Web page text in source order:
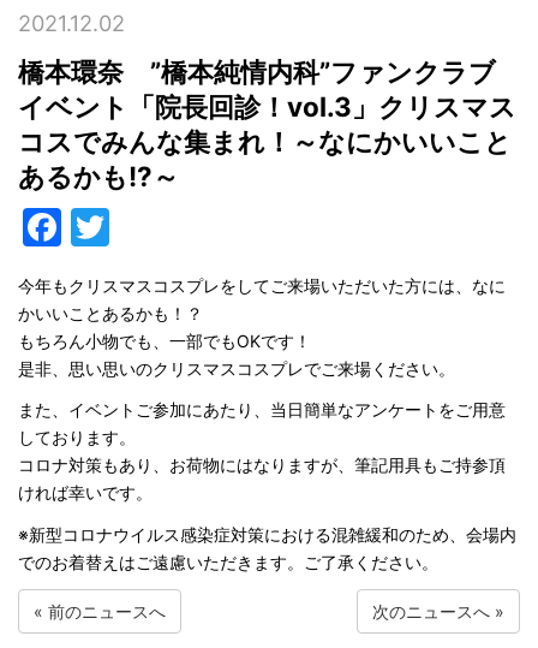
2021.12.02
橋本環奈 ”橋本純情内科”ファンクラブ
イベント「院長回診！vol.3」クリスマス
コスでみんな集まれ！～なにかいいこと
あるかも!?～
Facebook
今年もクリスマスコスプレをしてご来場いただいた方には、なに
かいいことあるかも！？
もちろん小物でも、一部でもOKです！
是非、思い思いのクリスマスコスプレでご来場ください。
また、イベントご参加にあたり、当日簡単なアンケートをご用意
しております。
コロナ対策もあり、お荷物にはなりますが、筆記用具もご持参頂
ければ幸いです。
※新型コロナウイルス感染症対策における混雑緩和のため、会場内
でのお着替えはご遠慮いただきます。ご了承ください。
« 前のニュースへ 次のニュースへ »